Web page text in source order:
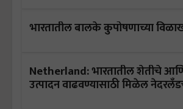
भारतातील बालके कुपोषणाच्या
Netherland: भारतातील शेतीचे
उत्पादन वाढवण्यासाठी मिळेल